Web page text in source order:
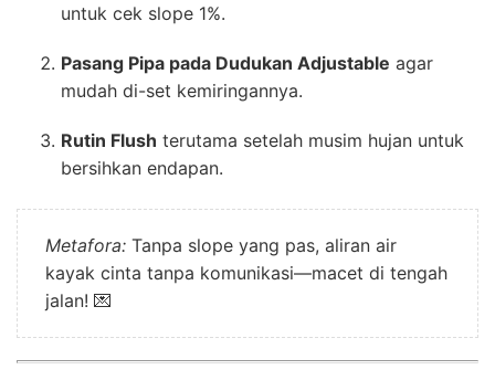
untuk cek slope 1%.
Pasang Pipa pada Dudukan Adjustable agar
mudah di-set kemiringannya.
Rutin Flush terutama setelah musim hujan untuk
bersihkan endapan.
Metafora: Tanpa slope yang pas, aliran air
kayak cinta tanpa komunikasi—macet di tengah
jalan! 💌